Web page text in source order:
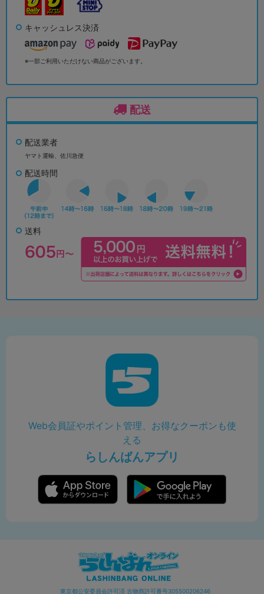
キャッシュレス決済
※一部ご利用いただけない商品がございます。
配送
配送業者
ヤマト運輸、佐川急便
配送時間
送料
Web会員証やポイント管理、お得なクーポンも使
える
らしんばんアプリ
東京都公安委員会許可済 古物商許可番号305500206246